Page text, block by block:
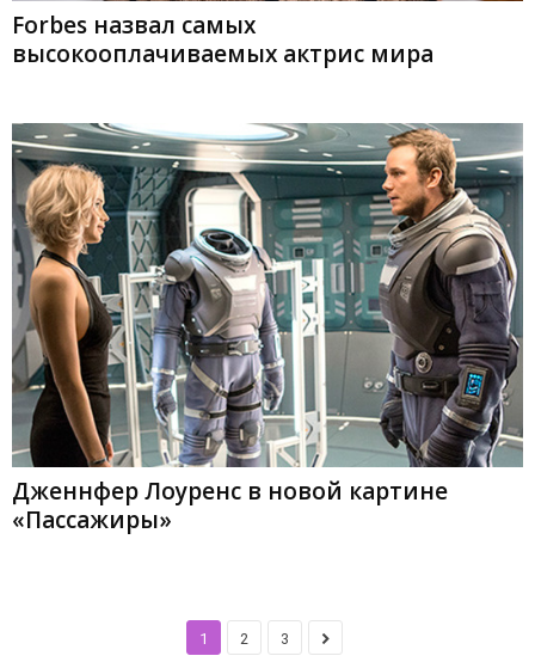
Forbes назвал самых
высокооплачиваемых актрис мира
Дженнфер Лоуренс в новой картине
«Пассажиры»
1 2 3